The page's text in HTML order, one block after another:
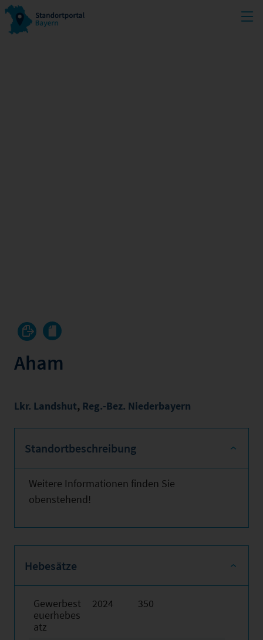
Aham
Lkr. Landshut, Reg.-Bez. Niederbayern
Standortbeschreibung
Weitere Informationen finden Sie
obenstehend!
Hebesätze
Gewerbest
euerhebes
atz
2024 350